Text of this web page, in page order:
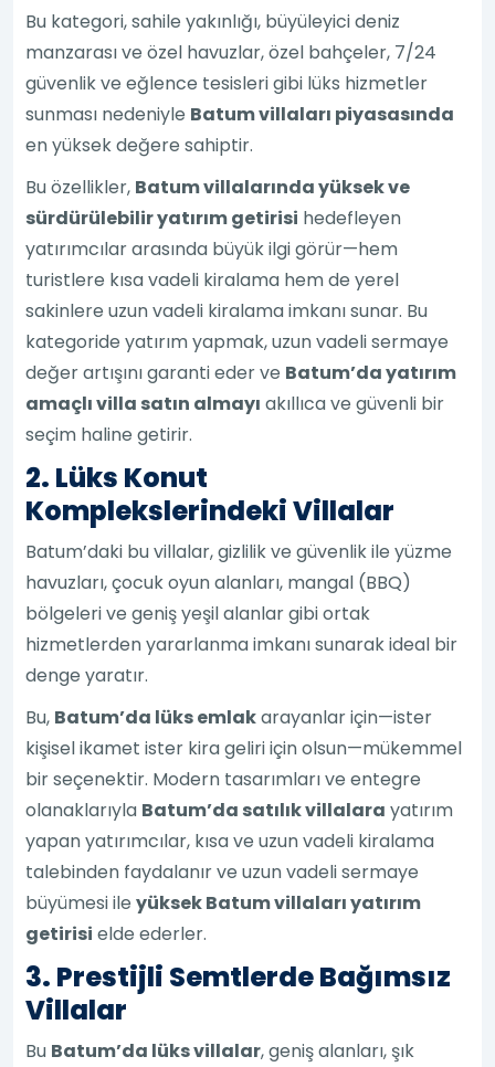
Bu kategori, sahile yakınlığı, büyüleyici deniz
manzarası ve özel havuzlar, özel bahçeler, 7/24
güvenlik ve eğlence tesisleri gibi lüks hizmetler
sunması nedeniyle Batum villaları piyasasında
en yüksek değere sahiptir.
Bu özellikler, Batum villalarında yüksek ve
sürdürülebilir yatırım getirisi hedefleyen
yatırımcılar arasında büyük ilgi görür—hem
turistlere kısa vadeli kiralama hem de yerel
sakinlere uzun vadeli kiralama imkanı sunar. Bu
kategoride yatırım yapmak, uzun vadeli sermaye
değer artışını garanti eder ve Batum’da yatırım
amaçlı villa satın almayı akıllıca ve güvenli bir
seçim haline getirir.
2. Lüks Konut
Komplekslerindeki Villalar
Batum’daki bu villalar, gizlilik ve güvenlik ile yüzme
havuzları, çocuk oyun alanları, mangal (BBQ)
bölgeleri ve geniş yeşil alanlar gibi ortak
hizmetlerden yararlanma imkanı sunarak ideal bir
denge yaratır.
Bu, Batum’da lüks emlakarayanlar için—ister
kişisel ikamet ister kira geliri için olsun—mükemmel
bir seçenektir. Modern tasarımları ve entegre
olanaklarıyla Batum’da satılık villalara yatırım
yapan yatırımcılar, kısa ve uzun vadeli kiralama
talebinden faydalanır ve uzun vadeli sermaye
büyümesi ileyüksek Batum villaları yatırım
getirisi elde ederler.
3. Prestijli Semtlerde Bağımsız
Villalar
Bu Batum’da lüks villalar, geniş alanları, şık